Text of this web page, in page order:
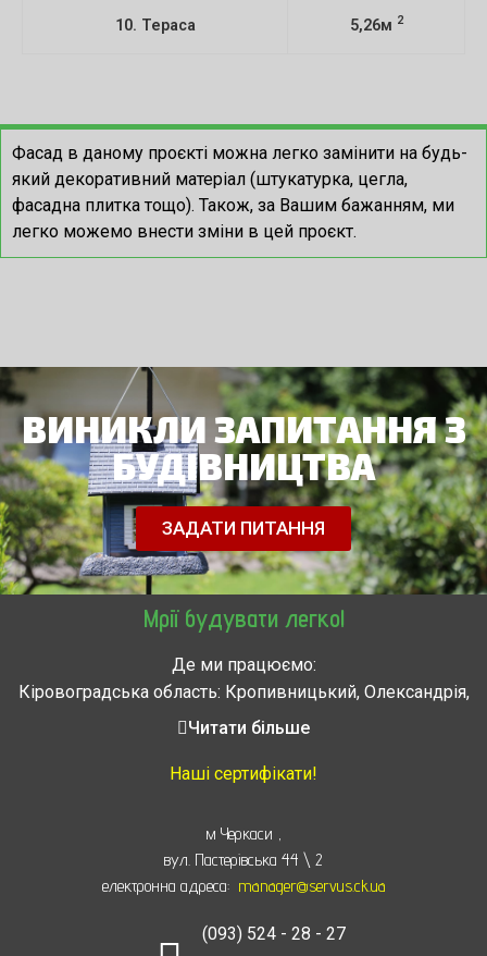
10. Тераса 5,26м 2
Фасад в даному проєкті можна легко замінити на будь-
який декоративний матеріал (штукатурка, цегла,
фасадна плитка тощо). Також, за Вашим бажанням, ми
легко можемо внести зміни в цей проєкт.
ВИНИКЛИ ЗАПИТАННЯ З
БУДІВНИЦТВА
ЗАДАТИ ПИТАННЯ
Мрії будувати легко!
Де ми працюємо:
Кіровоградська область: Кропивницький, Олександрія,
Знам’янка, Долинська, Новоархангельськ, Світловодськ
Звенигородка, Золотоноша, Каменка, Канев, Корсунь-
Монастырище, Смела, Тальное, Умань, Христиновка.
Черкассы, Чигирин, Чорнобай, Шпола
Читати більше
Наші сертифікати!
м Черкаси
вул. Пастерівська 44 \ 2
електронна адреса: manager@servus.ck.ua
(093) 524 - 28 - 27